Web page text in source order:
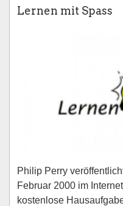
Lernen mit Spass
Philip Perry
Februar 2000 im
kostenlose